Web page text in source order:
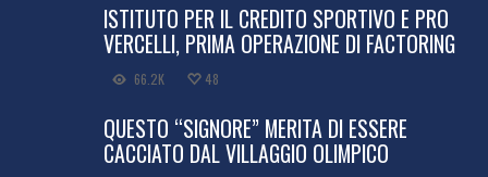
ISTITUTO PER IL CREDITO SPORTIVO E PRO
VERCELLI, PRIMA OPERAZIONE DI FACTORING
66.2K 48
QUESTO “SIGNORE” MERITA DI ESSERE
CACCIATO DAL VILLAGGIO OLIMPICO